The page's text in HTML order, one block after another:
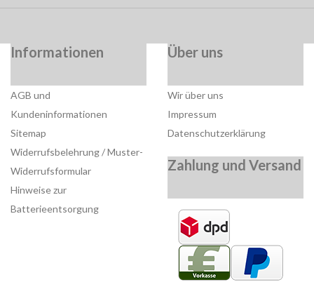
Informationen
AGB und
Kundeninformationen
Sitemap
Widerrufsbelehrung / Muster-
Widerrufsformular
Hinweise zur
Batterieentsorgung
Über uns
Wir über uns
Impressum
Datenschutzerklärung
Zahlung und Versand